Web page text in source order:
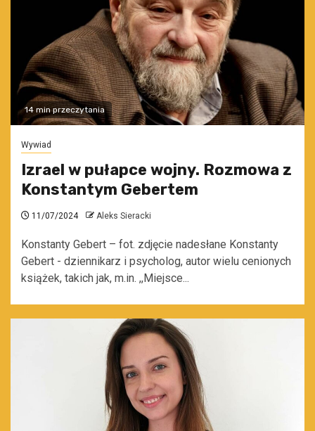
14 min przeczytania
Wywiad
Izrael w pułapce wojny. Rozmowa z
Konstantym Gebertem
11/07/2024 Aleks Sieracki
Konstanty Gebert – fot. zdjęcie nadesłane Konstanty
Gebert - dziennikarz i psycholog, autor wielu cenionych
książek, takich jak, m.in. ,,Miejsce...